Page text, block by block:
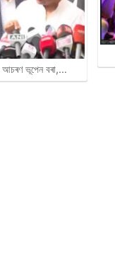
আচৰণ ভূপেন বৰা,…